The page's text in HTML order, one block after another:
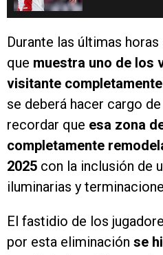
Durante las últimas
que muestra uno de los
visitante
se deberá hacer cargo
recordar que esa zona
completamente
2025 con la inclusión de
iluminarias y
El fastidio de los
por esta eliminación se